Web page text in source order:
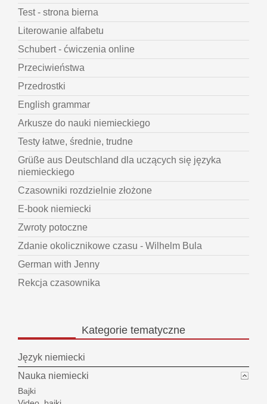
Test - strona bierna
Literowanie alfabetu
Schubert - ćwiczenia online
Przeciwieństwa
Przedrostki
English grammar
Arkusze do nauki niemieckiego
Testy łatwe, średnie, trudne
Grüße aus Deutschland dla uczących się języka
niemieckiego
Czasowniki rozdzielnie złożone
E-book niemiecki
Zwroty potoczne
Zdanie okolicznikowe czasu - Wilhelm Bula
German with Jenny
Rekcja czasownika
Kategorie tematyczne
Język niemiecki
Nauka niemiecki
Bajki